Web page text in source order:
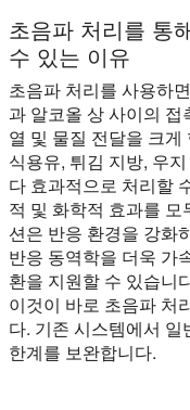
초음파 처리를 통
수 있는 이유
초음파 처리를 사용하
과 알코올 상 사이의
열 및 물질 전달을 크
식용유, 튀김 지방, 우
다 효과적으로 처리할
적 및 화학적 효과를
션은 반응 환경을 강화
반응 동역학을 더욱 가
환을 지원할 수 있습니
이것이 바로 초음파 처
다. 기존 시스템에서
한계를 보완합니다.